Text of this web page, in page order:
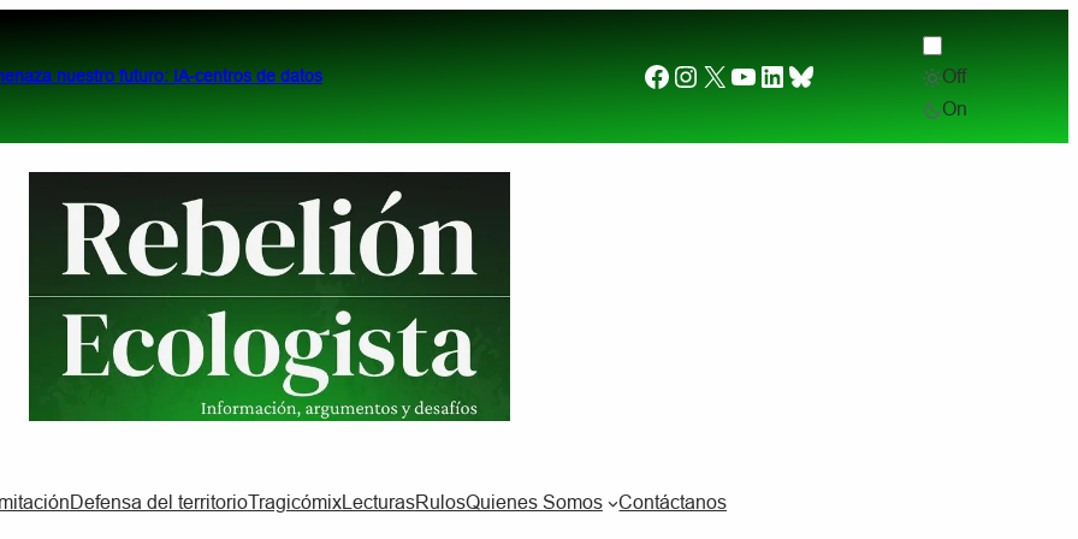
nuestro futuro: IA-centros de datos Desde el otro lado del charco. (2) ¿Por qué
Facebook
Instagram
X YouTube
LinkedIn
Bluesky
Off
On
Defensa del territorioTragicómixLecturasRulosQuienes Somos Contáctanos